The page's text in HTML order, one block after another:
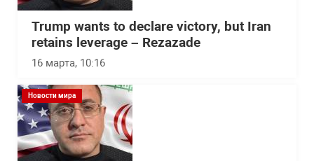
Trump wants to declare victory, but Iran
retains leverage – Rezazade
16 марта, 10:16
Новости мира